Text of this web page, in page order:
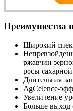
310 ₽.
Преимущества
Широкий
ржавчин
росы
Длительная
AgCelence-
Увеличение
Больше выход